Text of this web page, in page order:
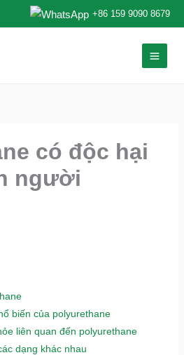
+86 159 9090 8679
có độc hại
người
biến của polyurethane
liên quan đến polyurethane
dạng khác nhau